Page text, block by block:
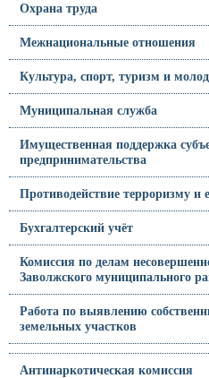
Охрана труда
Межнациональные отношения
Культура, спорт, туризм и
Муниципальная служба
Имущественная поддержка
предпринимательства
Противодействие терроризму и
Бухгалтерский учёт
Комиссия по делам
Заволжского муниципального
Работа по выявлению
земельных участков
Антинаркотическая комиссия